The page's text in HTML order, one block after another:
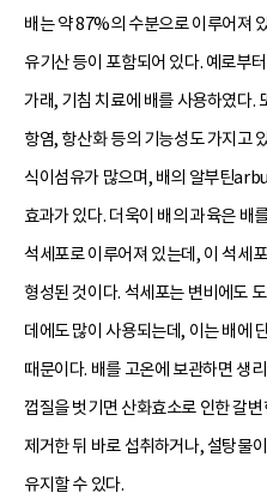
배는 약 87%의 수분으로 이루어져
유기산 등이 포함되어 있다. 예로부
가래, 기침 치료에 배를 사용하였다.
항염, 항산화 등의 기능성도 가지고
식이섬유가 많으며, 배의 알부틴
효과가 있다. 더욱이 배의 과육은 배
석세포로 이루어져 있는데, 이 석세
형성된 것이다. 석세포는 변비에도
데에도 많이 사용되는데, 이는 배에
때문이다. 배를 고온에 보관하면 생
껍질을 벗기면 산화효소로 인한 갈
제거한 뒤 바로 섭취하거나, 설탕물
유지할 수 있다.